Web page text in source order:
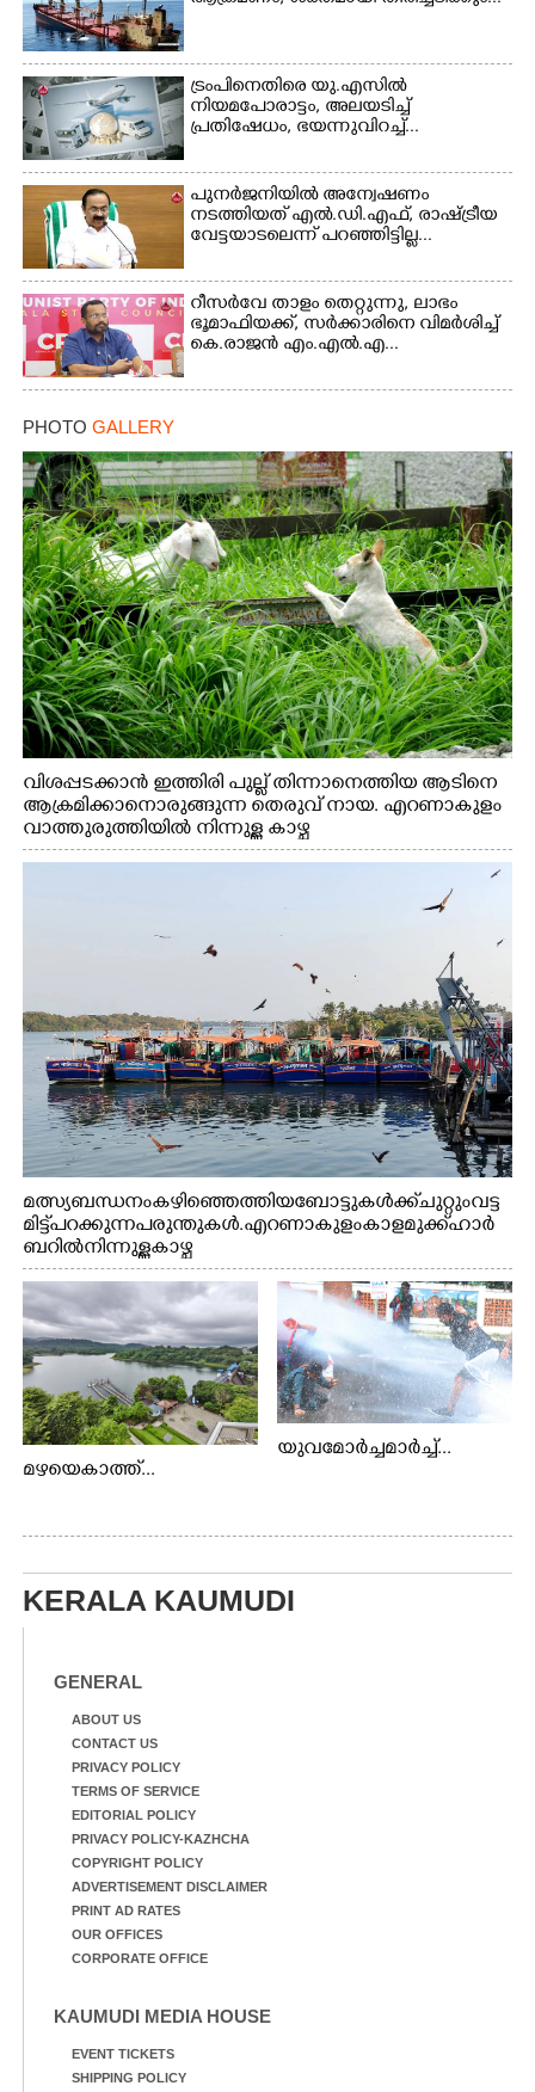
ട്രംപിനെതിരെ യു.എസിൽ
നിയമപോരാട്ടം, അലയടിച്ച്
പ്രതിഷേധം, ഭയന്നുവിറച്ച്...
പുനർജനിയിൽ അന്വേഷണം
നടത്തിയത് എൽ.ഡി.എഫ്, രാഷ്ട്രീയ
വേട്ടയാടലെന്ന് പറഞ്ഞിട്ടില്ല...
റീസർവേ താളം തെറ്റുന്നു, ലാഭം
ഭൂമാഫിയക്ക്, സർക്കാരിനെ വിമർശിച്ച്
കെ.രാജൻ എം.എൽ.എ...
PHOTO GALLERY
വിശപ്പടക്കാൻ ഇത്തിരി പുല്ല് തിന്നാനെത്തിയ ആടിനെ
ആക്രമിക്കാനൊരുങ്ങുന്ന തെരുവ് നായ. എറണാകുളം
വാത്തുരുത്തിയിൽ നിന്നുള്ള കാഴ്ച
മത്സ്യബന്ധനം കഴിഞ്ഞെത്തിയ ബോട്ടുകൾക്ക് ചുറ്റും വട്ട
മിട്ട് പറക്കുന്ന പരുന്തുകൾ. എറണാകുളം കാളമുക്ക് ഹാർ
ബറിൽ നിന്നുള്ള കാഴ്ച
മഴയെകാത്ത്...
യുവമോർച്ചമാർച്ച്...
KERALA KAUMUDI
GENERAL
ABOUT US
CONTACT US
PRIVACY POLICY
TERMS OF SERVICE
EDITORIAL POLICY
PRIVACY POLICY-KAZHCHA
COPYRIGHT POLICY
ADVERTISEMENT DISCLAIMER
PRINT AD RATES
OUR OFFICES
CORPORATE OFFICE
KAUMUDI MEDIA HOUSE
EVENT TICKETS
SHIPPING POLICY